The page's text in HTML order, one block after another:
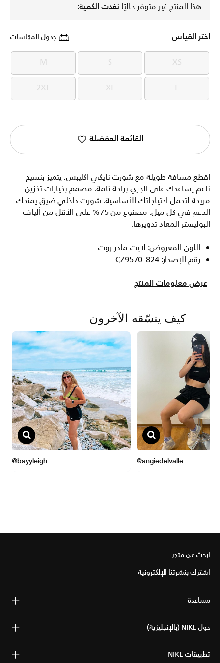
هذا المنتج غير متوفر حاليًا نفدت الكمية:
اختر القياس جدول المقاسات
XS
XS
S
S
M
M
L
L
XL
XL
2XL
2XL
القائمة المفضلة
اقطع مسافة طويلة مع شورت نايكي اكليبس. يتميز بنسيج
ناعم يساعدك على الجري براحة تامة. مصمم بخيارات تخزين
مريحة لتحمل احتياجاتك الأساسية. شورت داخلي ضيق يمنحك
الدعم في كل ميل. مصنوع من 75% على الأقل من ألياف
البوليستر المعاد تدويرها.
اللون المعروض: لايت مادر روت
رقم الإصدار: CZ9570-824
عرض معلومات المنتج
ابحث عن متجر
اشترك بنشرتنا الإلكترونية
مساعدة
حول NIKE (بالإنجليزية)
تطبيقات NIKE